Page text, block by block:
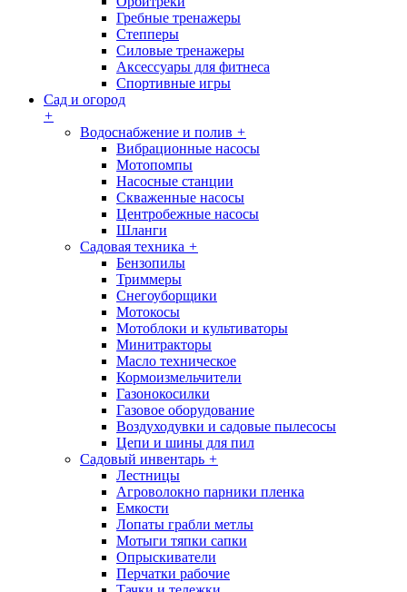
Гребные тренажеры
Степперы
Силовые тренажеры
Аксессуары для фитнеса
Спортивные игры
Сад и огород
+
Водоснабжение и полив +
Вибрационные насосы
Мотопомпы
Насосные станции
Скваженные насосы
Центробежные насосы
Шланги
Садовая техника +
Бензопилы
Триммеры
Снегоуборщики
Мотокосы
Мотоблоки и культиваторы
Минитракторы
Масло техническое
Кормоизмельчители
Газонокосилки
Газовое оборудование
Воздуходувки и садовые пылесосы
Цепи и шины для пил
Садовый инвентарь +
Лестницы
Агроволокно парники пленка
Емкости
Лопаты грабли метлы
Мотыги тяпки сапки
Опрыскиватели
Перчатки рабочие